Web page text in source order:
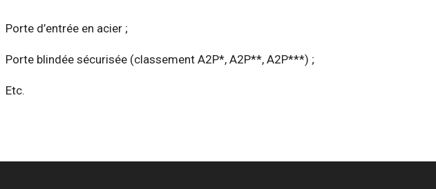
Porte d’entrée en acier ;
Porte blindée sécurisée (classement A2P*, A2P**, A2P***) ;
Etc.